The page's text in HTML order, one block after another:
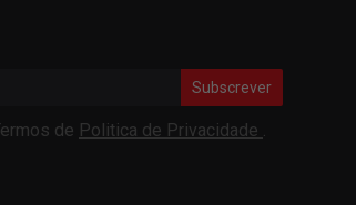
Subscrever
de Politica de Privacidade .